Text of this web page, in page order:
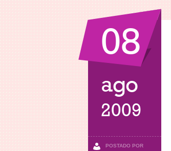
08
ago
2009
POSTADO POR